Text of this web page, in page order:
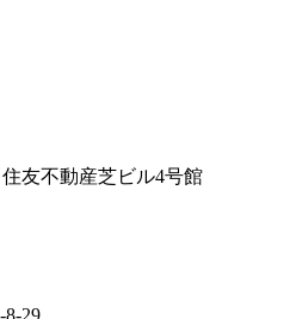
友不動産芝ビル4号館
29